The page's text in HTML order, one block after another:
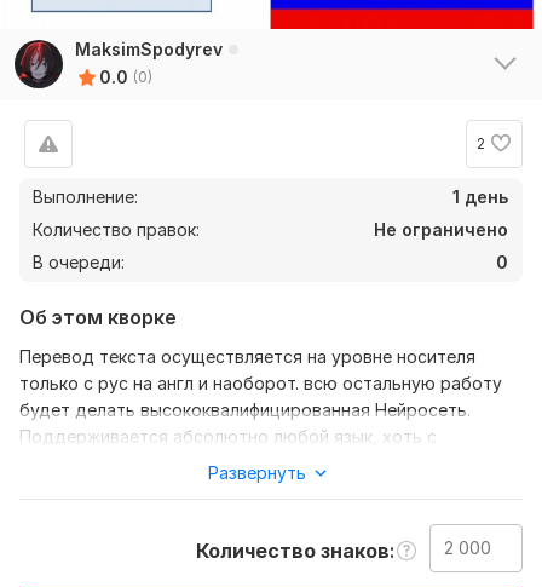
MaksimSpodyrev
0.0 (0)
2
Выполнение:
1 день
Количество правок:
Не ограничено
В очереди:
0
Об этом кворке
Перевод текста осуществляется на уровне носителя
только с рус на англ и наоборот. всю остальную работу
будет делать высококвалифицированная Нейросеть.
Поддерживается абсолютно любой язык, хоть с
японского на китайский и тп.
Требуется сам соответственно текст и описание к нему
по типу (хочу перевести с польского на английский)
Развернуть
Количество знаков